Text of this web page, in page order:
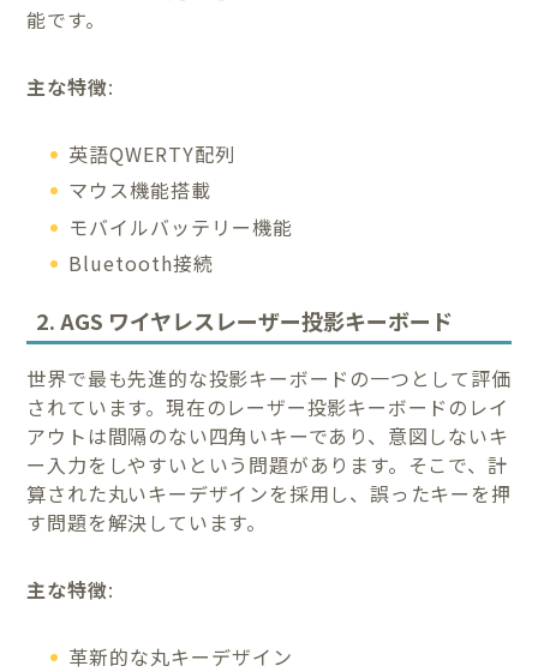
能です。
主な特徴:
英語QWERTY配列
マウス機能搭載
モバイルバッテリー機能
Bluetooth接続
2. AGS ワイヤレスレーザー投影キーボード
世界で最も先進的な投影キーボードの一つとして評価
されています。現在のレーザー投影キーボードのレイ
アウトは間隔のない四角いキーであり、意図しないキ
ー入力をしやすいという問題があります。そこで、計
算された丸いキーデザインを採用し、誤ったキーを押
す問題を解決しています。
主な特徴:
革新的な丸キーデザイン